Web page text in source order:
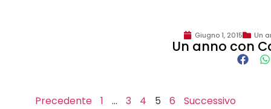
Giugno 1, 2015 Un
Un anno con
Precedente 1 … 3 4 5 6 Successivo